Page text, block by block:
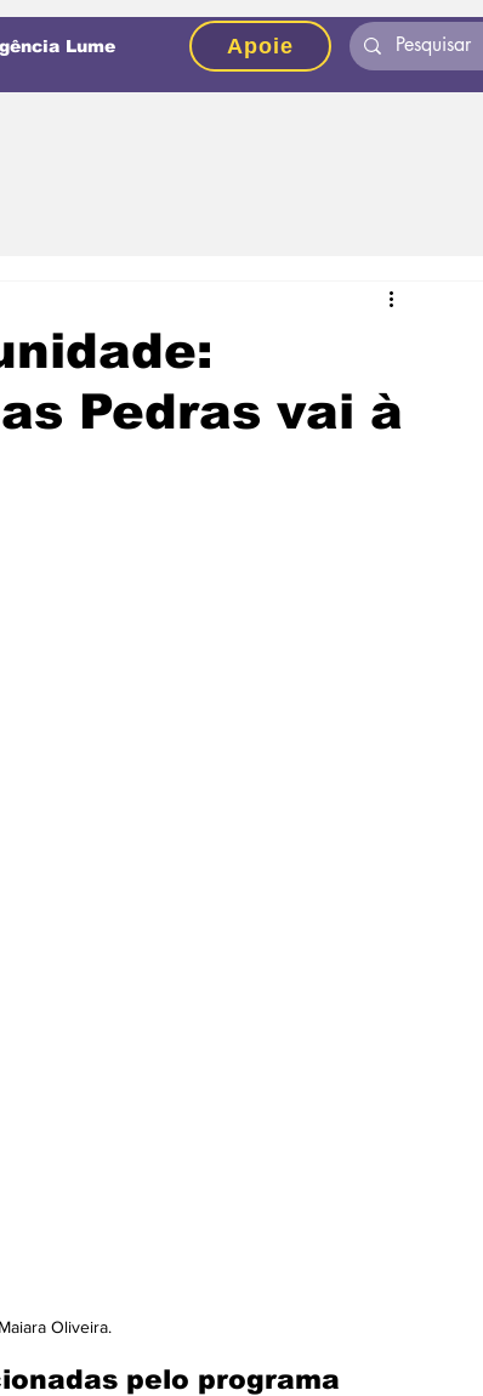
Lume Apoie
Pedras vai à
Oliveira.
pelo programa